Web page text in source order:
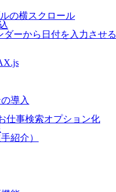
の横スクロール
ダーから日付を入力させる
導入
仕事検索オプション化
紹介）